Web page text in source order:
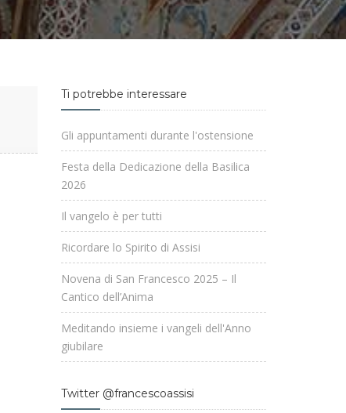
Ti potrebbe interessare
Gli appuntamenti durante l'ostensione
Festa della Dedicazione della Basilica
2026
Il vangelo è per tutti
Ricordare lo Spirito di Assisi
Novena di San Francesco 2025 – Il
Cantico dell’Anima
Meditando insieme i vangeli dell'Anno
giubilare
Twitter @francescoassisi